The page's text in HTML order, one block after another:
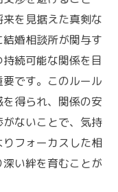
の成功に繋がる
な対応の重要
婚相談所での成
への道を支える
を見据えた真剣な
婚相談所が関与す
続可能な関係を目
です。このルール
得られ、関係の安
ないことで、気持
フォーカスした相
い絆を育むことが